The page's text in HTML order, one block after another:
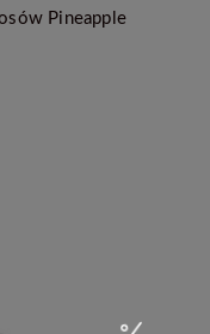
Pineapple